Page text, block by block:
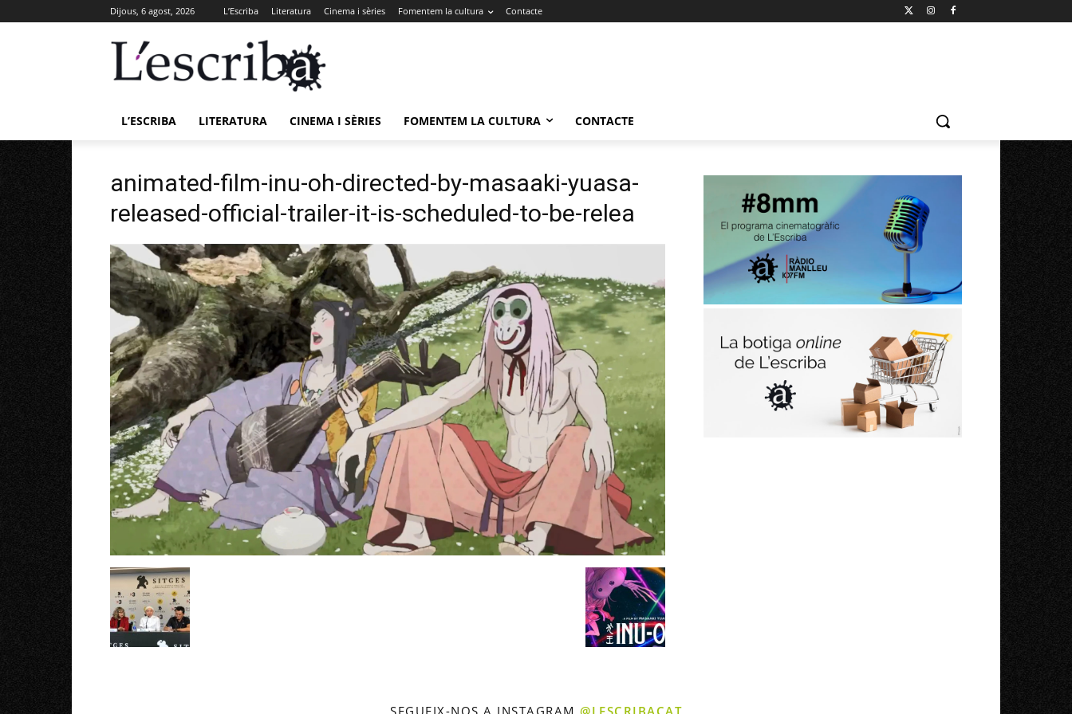
Dijous, 6 agost, 2026 L’Escriba Literatura Cinema i sèries Fomentem la cultura Contacte
L’ESCRIBA LITERATURA CINEMA I SÈRIES FOMENTEM LA CULTURA CONTACTE
animated-film-inu-oh-directed-by-masaaki-yuasa-
released-official-trailer-it-is-scheduled-to-be-relea